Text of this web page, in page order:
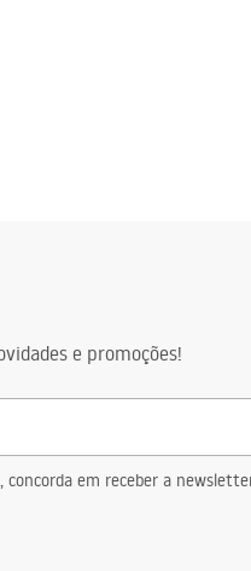
e promoções!
concorda em receber a